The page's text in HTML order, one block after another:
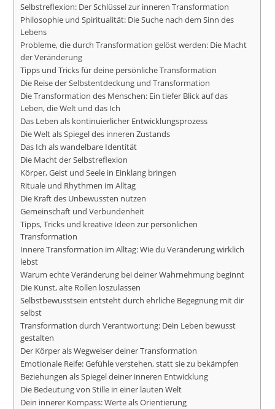
Selbstreflexion: Der Schlüssel zur inneren Transformation
Philosophie und Spiritualität: Die Suche nach dem Sinn des
Lebens
Probleme, die durch Transformation gelöst werden: Die Macht
der Veränderung
Tipps und Tricks für deine persönliche Transformation
Die Reise der Selbstentdeckung und Transformation
Die Transformation des Menschen: Ein tiefer Blick auf das
Leben, die Welt und das Ich
Das Leben als kontinuierlicher Entwicklungsprozess
Die Welt als Spiegel des inneren Zustands
Das Ich als wandelbare Identität
Die Macht der Selbstreflexion
Körper, Geist und Seele in Einklang bringen
Rituale und Rhythmen im Alltag
Die Kraft des Unbewussten nutzen
Gemeinschaft und Verbundenheit
Tipps, Tricks und kreative Ideen zur persönlichen
Transformation
Innere Transformation im Alltag: Wie du Veränderung wirklich
lebst
Warum echte Veränderung bei deiner Wahrnehmung beginnt
Die Kunst, alte Rollen loszulassen
Selbstbewusstsein entsteht durch ehrliche Begegnung mit dir
selbst
Transformation durch Verantwortung: Dein Leben bewusst
gestalten
Der Körper als Wegweiser deiner Transformation
Emotionale Reife: Gefühle verstehen, statt sie zu bekämpfen
Beziehungen als Spiegel deiner inneren Entwicklung
Die Bedeutung von Stille in einer lauten Welt
Dein innerer Kompass: Werte als Orientierung